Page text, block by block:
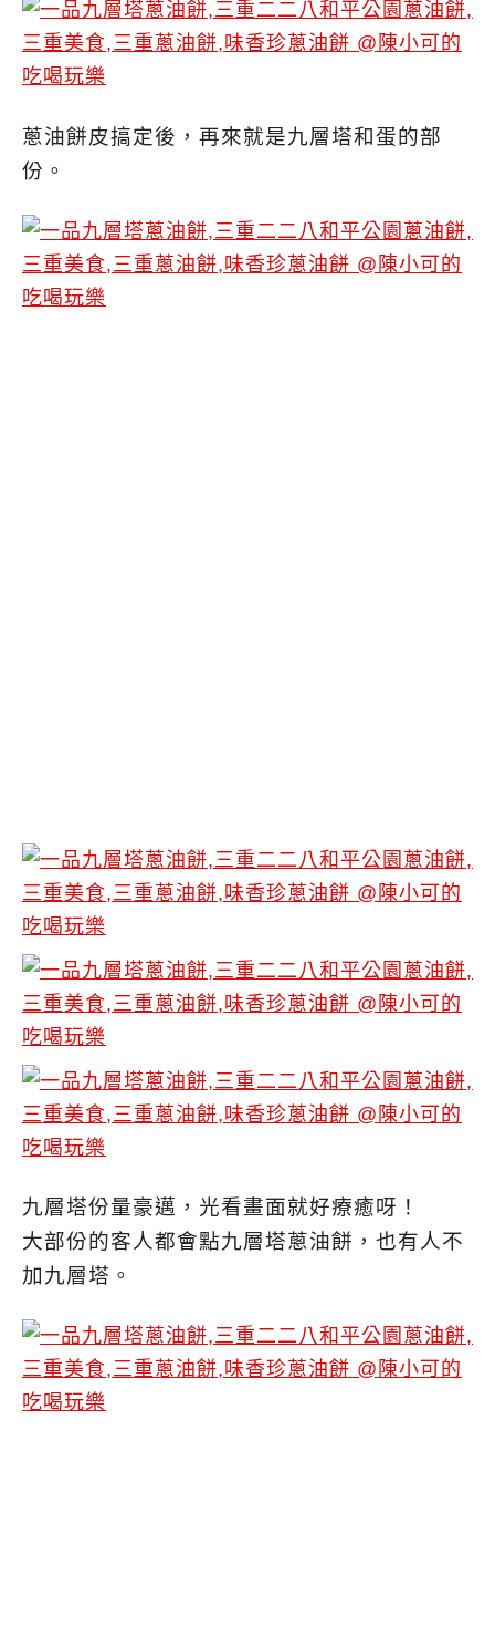
蔥油餅皮搞定後，再來就是九層塔和蛋的部
份。
九層塔份量豪邁，光看畫面就好療癒呀！
大部份的客人都會點九層塔蔥油餅，也有人不
加九層塔。